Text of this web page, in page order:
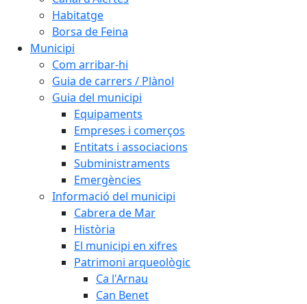
Habitatge
Borsa de Feina
Municipi
Com arribar-hi
Guia de carrers / Plànol
Guia del municipi
Equipaments
Empreses i comerços
Entitats i associacions
Subministraments
Emergències
Informació del municipi
Cabrera de Mar
Història
El municipi en xifres
Patrimoni arqueològic
Ca l'Arnau
Can Benet